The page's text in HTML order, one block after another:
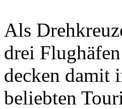
Als
drei
decken damit
beliebten